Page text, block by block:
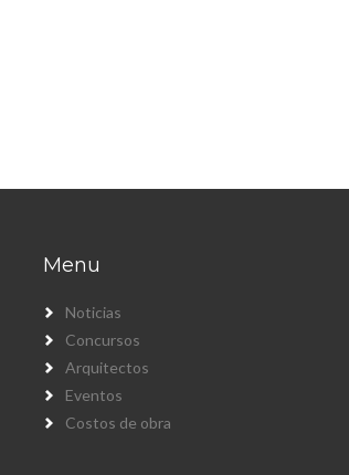
Menu
Noticias
Concursos
Arquitectos
Eventos
Costos de obra